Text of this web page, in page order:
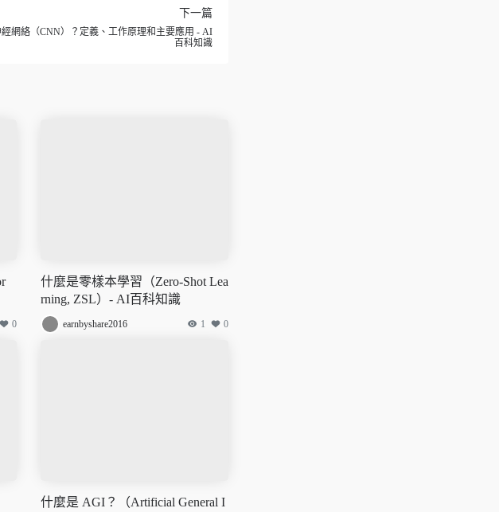
下一篇
網絡（CNN）？定義、工作原理和主要應用 - AI
百科知識
0
什麼是零樣本學習（Zero-Shot Lea
rning, ZSL）- AI百科知識
earnbyshare2016 1 0
什麼是 AGI？（Artificial General I